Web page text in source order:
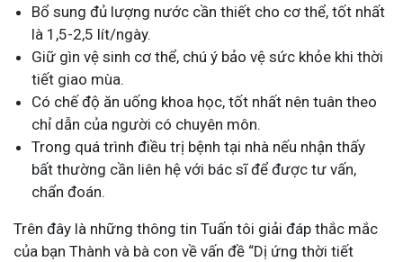
Bổ sung đủ lượng nước cần thiết cho cơ thể, tốt nhất
là 1,5-2,5 lít/ngày.
Giữ gìn vệ sinh cơ thể, chú ý bảo vệ sức khỏe khi thời
tiết giao mùa.
Có chế độ ăn uống khoa học, tốt nhất nên tuân theo
chỉ dẫn của người có chuyên môn.
Trong quá trình điều trị bệnh tại nhà nếu nhận thấy
bất thường cần liên hệ với bác sĩ để được tư vấn,
chẩn đoán.
Trên đây là những thông tin Tuấn tôi giải đáp thắc mắc
của bạn Thành và bà con về vấn đề “Dị ứng thời tiết